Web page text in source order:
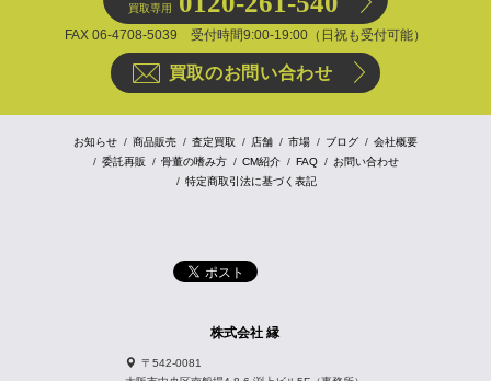
買取専用
FAX 06-4708-5039 受付時間9:00-19:00（日祝も受付可能）
買取のお問い合わせ
お知らせ 商品販売 査定買取 店舗 市場 ブログ
会社概要
委託再販
骨董の嗜み方 CM紹介 FAQ
お問い合わせ
特定商取引法に基づく表記
株式会社 縁
〒542-0081